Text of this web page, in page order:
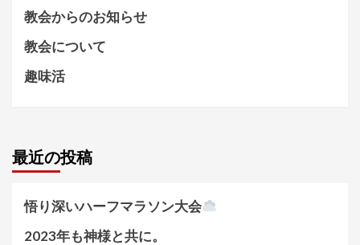
教会からのお知らせ
教会について
趣味活
最近の投稿
悟り深いハーフマラソン大会
2023年も神様と共に。